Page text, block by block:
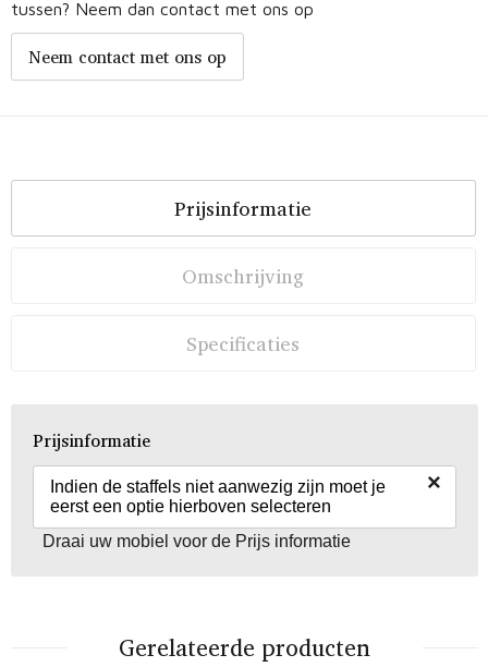
tussen? Neem dan contact met ons op
Neem contact met ons op
Prijsinformatie
Omschrijving
Specificaties
Prijsinformatie
Indien de staffels niet aanwezig zijn moet je
eerst een optie hierboven selecteren
×
Draai uw mobiel voor de Prijs informatie
Gerelateerde producten